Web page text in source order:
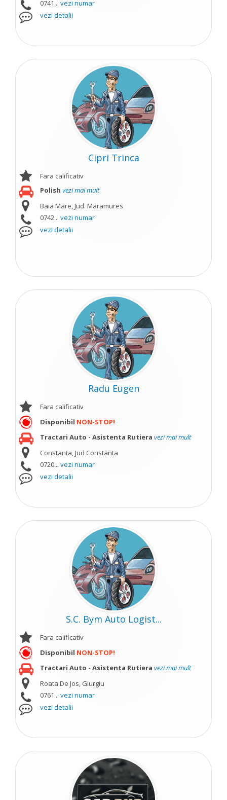
0741... vezi numar
vezi detalii
Cipri Trinca
Fara calificativ
Polish vezi mai mult
Baia Mare, Jud. Maramures
0742... vezi numar
vezi detalii
Radu Eugen
Fara calificativ
Disponibil NON-STOP!
Tractari Auto - Asistenta Rutiera vezi mai mult
Constanta, Jud Constanta
0720... vezi numar
vezi detalii
S.C. Bym Auto Logist...
Fara calificativ
Disponibil NON-STOP!
Tractari Auto - Asistenta Rutiera vezi mai mult
Roata De Jos, Giurgiu
0761... vezi numar
vezi detalii